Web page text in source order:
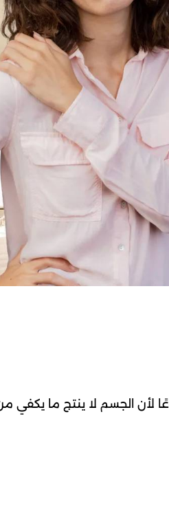
لأن الجسم لا ينتج ما يكفي